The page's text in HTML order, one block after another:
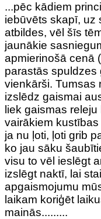
...pēc kādiem
iebūvēts skapī, uz
atbildes, vēl šīs
jaunākie
apmierinošā cenā
parastās spuldzes
vienkārši. Tumsas
izslēdz gaismai
liek gaismas
vairākiem
ja nu ļoti, ļoti grib
ko jau sāku
visu to vēl ieslēgt
izslēgt naktī, lai
apgaismojumu
laikam koriģēt
mainās.........